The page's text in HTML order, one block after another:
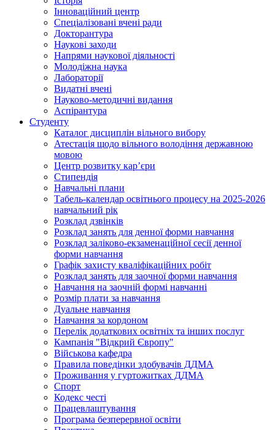
Інноваційний центр
Спеціалізовані вчені ради
Докторантура
Наукові заходи
Напрями наукової діяльності
Молодіжна наука
Лабораторії
Видатні вчені
Науково-методичні видання
Аспірантура
Студенту
Каталог дисциплін вільного вибору
Атестація щодо вільного володіння державною
мовою
Центр розвитку кар’єри
Стипендія
Навчальні плани
Табель-календар освітнього процесу на 2025-2026
навчальний рік
Розклад дзвінків
Розклад занять для денної форми навчання
Розклад заліково-екзаменаційної сесії денної
форми навчання
Графік захисту кваліфікаційних робіт
Розклад занять для заочної форми навчання
Навчання на заочній формі навчанні
Розмір плати за навчання
Дуальне навчання
Навчання за кордоном
Перелік додаткових освітніх та інших послуг
Кампанія "Відкрий Європу"
Військова кафедра
Правила поведінки здобувачів ДДМА
Проживання у гуртожитках ДДМА
Спорт
Кодекс честі
Працевлаштування
Програма безперервної освіти